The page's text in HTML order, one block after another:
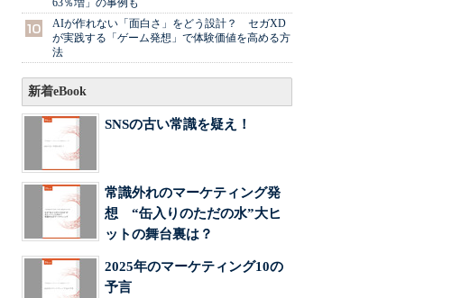
63％増」の事例も
AIが作れない「面白さ」をどう設計？ セガXD
が実践する「ゲーム発想」で体験価値を高める方
法
新着eBook
SNSの古い常識を疑え！
常識外れのマーケティング発
想 “缶入りのただの水”大ヒ
ットの舞台裏は？
2025年のマーケティング10の
予言